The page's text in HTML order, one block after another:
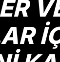
daha pahalı.